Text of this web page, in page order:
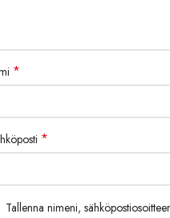
*
*
Tallenna nimeni,